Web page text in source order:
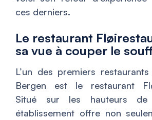
ces derniers.
Le restaurant
sa vue à couper le
L’un des premiers
Bergen est le restaurant
Situé sur les hauteurs
établissement offre non